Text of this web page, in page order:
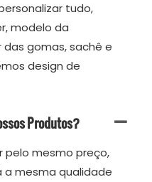
tudo,
modelo da
gomas, sachê e
design de
Produtos?
pelo mesmo preço,
mesma qualidade